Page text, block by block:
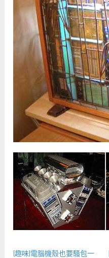
[趣味]電腦機殼也要騷包一